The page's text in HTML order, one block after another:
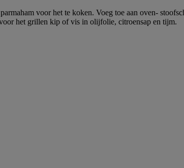
voor het te koken. Voeg toe aan oven-
het grillen kip of vis in olijfolie, citroensap en tijm.